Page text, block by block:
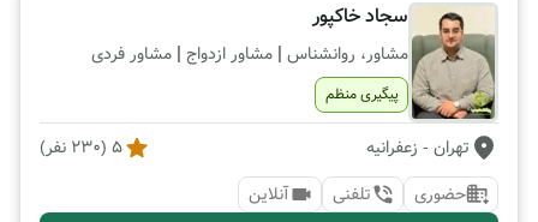
سجاد خاکپور
مشاور، روانشناس | مشاور ازدواج | مشاور فردی
پیگیری منظم
تهران - زعفرانیه 5
(
230 نفر)
حضوری
تلفنی
آنلاین